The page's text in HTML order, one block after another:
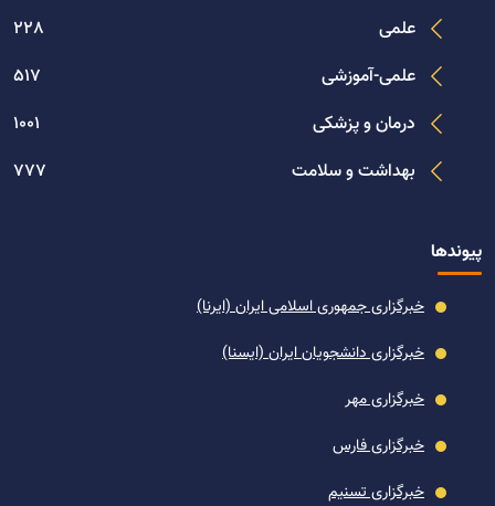
پیوندها
خبرگزاری جمهوری اسلامی ایران (ایرنا)
خبرگزاری دانشجویان ایران (ایسنا)
خبرگزاری مهر
خبرگزاری فارس
خبرگزاری تسنیم
علمی
228
علمی-آموزشی
517
درمان و پزشکی
1001
بهداشت و سلامت
777